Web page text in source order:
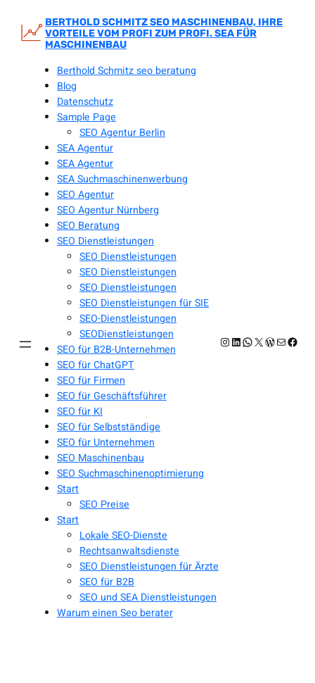
Inhalt
springen
BERTHOLD SCHMITZ SEO MASCHINENBAU, IHRE
VORTEILE VOM PROFI ZUM PROFI. SEA FÜR
MASCHINENBAU
Berthold Schmitz seo beratung
Blog
Datenschutz
Sample Page
SEO Agentur Berlin
SEA Agentur
SEA Agentur
SEA Suchmaschinenwerbung
SEO Agentur
SEO Agentur Nürnberg
SEO Beratung
SEO Dienstleistungen
SEO Dienstleistungen
SEO Dienstleistungen
SEO Dienstleistungen
SEO Dienstleistungen für SIE
SEO-Dienstleistungen
SEODienstleistungen
SEO für B2B-Unternehmen
SEO für ChatGPT
SEO für Firmen
SEO für Geschäftsführer
SEO für KI
SEO für Selbstständige
SEO für Unternehmen
SEO Maschinenbau
SEO Suchmaschinenoptimierung
Start
SEO Preise
Start
Lokale SEO-Dienste
Rechtsanwaltsdienste
SEO Dienstleistungen für Ärzte
SEO für B2B
SEO und SEA Dienstleistungen
Warum einen Seo berater
Instagram
LinkedIn
WhatsApp
X E-Mail